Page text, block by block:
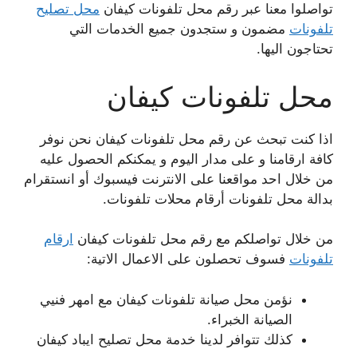
تواصلوا معنا عبر رقم محل تلفونات كيفان محل تصليح
تلفونات مضمون و ستجدون جميع الخدمات التي
تحتاجون اليها.
محل تلفونات كيفان
اذا كنت تبحث عن رقم محل تلفونات كيفان نحن نوفر
كافة ارقامنا و على مدار اليوم و يمكنكم الحصول عليه
من خلال احد مواقعنا على الانترنت فيسبوك أو انستقرام
بدالة محل تلفونات أرقام محلات تلفونات.
من خلال تواصلكم مع رقم محل تلفونات كيفان ارقام
تلفونات فسوف تحصلون على الاعمال الاتية:
نؤمن محل صيانة تلفونات كيفان مع امهر فنيي
الصيانة الخبراء.
كذلك تتوافر لدينا خدمة محل تصليح ايباد كيفان